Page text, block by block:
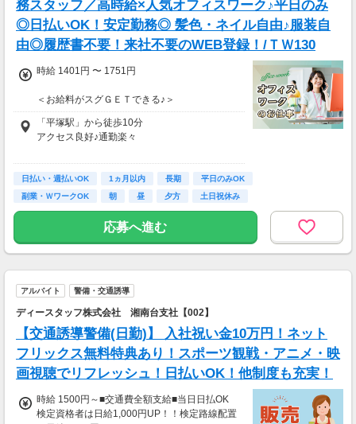
務スタッフ／高時給×人気オフィスワーク♪平日のみ
◎日払いOK！安定勤務◎ 髪色・ネイル自由♪服装自
由◎履歴書不要！来社不要のWEB登録！/ＴＷ130
時給 1401円 〜 1751円
＜お給料がスグＧＥＴできる♪＞
全額日払いOK(規定)※現金払いもOK！
＜週5日勤務の場合＞
「平塚駅」から徒歩10分
アクセス良好♪通勤楽々
「家の近くで」
「学校の近くで」
「駅チカ」 など
あなたの希望をご相談ください♪
日払い・週払いOK 1ヵ月以内 長期
平日のみOK
副業・ＷワークOK
朝 昼 夕方 土日祝休み
応募へ進む
アルバイト 警備・交通誘導
ディースタッフ株式会社 湘南台支社【002】
【交通誘導警備(日勤)】 入社祝い金10万円！ネット
フリックス無料特典あり！スポーツ観戦・アニメ・映
画視聴でリフレッシュ！日払いOK！他制度も充実！
時給 1500円～■交通費全額支給■当日日払OK
検定資格者は日給1,000円UP！！検定路線配置